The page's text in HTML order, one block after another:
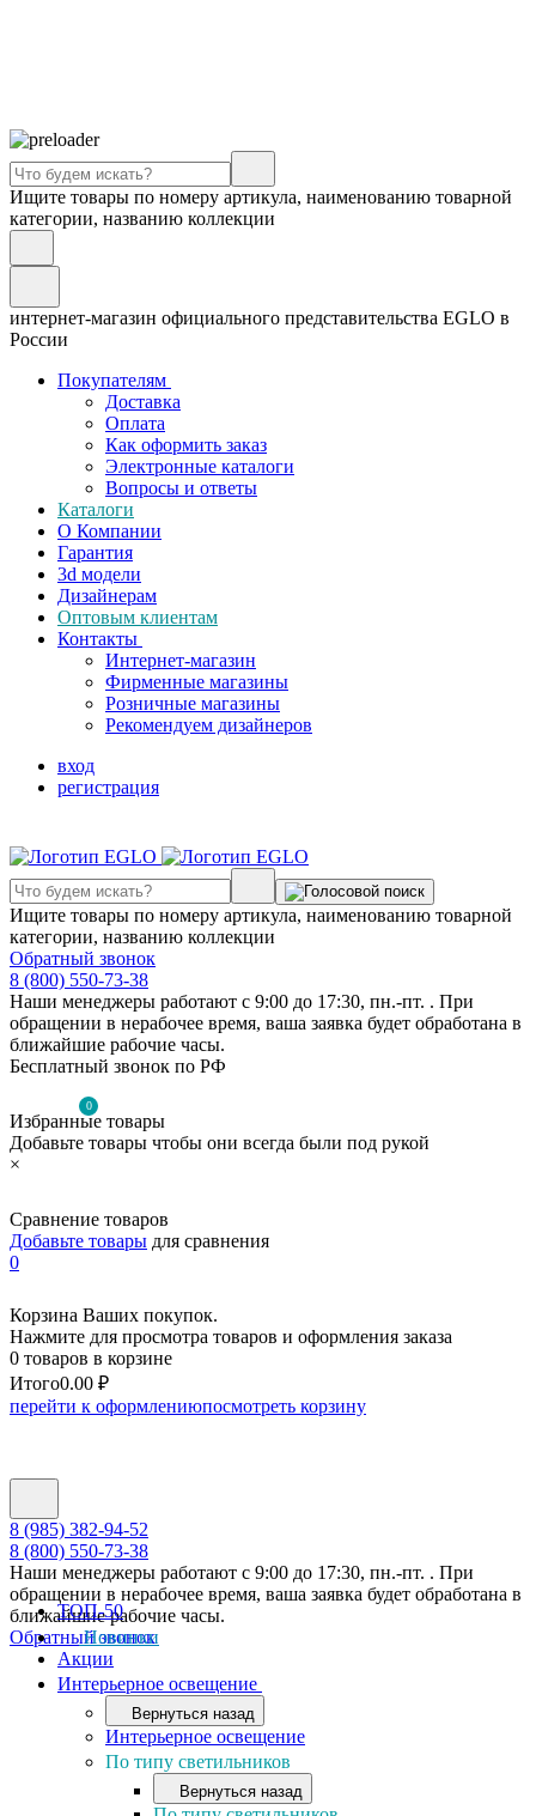
Ищите товары по номеру артикула, наименованию товарной
категории, названию коллекции
интернет-магазин официального представительства EGLO в
России
Покупателям
Доставка
Оплата
Как оформить заказ
Электронные каталоги
Вопросы и ответы
Каталоги
О Компании
Гарантия
3d модели
Дизайнерам
Оптовым клиентам
Контакты
Интернет-магазин
Фирменные магазины
Розничные магазины
Рекомендуем дизайнеров
вход
регистрация
Ищите товары по номеру артикула, наименованию товарной
категории, названию коллекции
Обратный звонок
8 (800) 550-73-38
Наши менеджеры работают с 9:00 до 17:30, пн.-пт. . При
обращении в нерабочее время, ваша заявка будет обработана в
ближайшие рабочие часы.
Бесплатный звонок по РФ
0
Избранные товары
Добавьте товары чтобы они всегда были под рукой
×
Сравнение товаров
Добавьте товары для сравнения
0
Корзина Ваших покупок.
Нажмите для просмотра товаров и оформления заказа
0 товаров в корзине
Итого0.00 ₽
перейти к оформлениюпосмотреть корзину
8 (985) 382-94-52
8 (800) 550-73-38
Наши менеджеры работают с 9:00 до 17:30, пн.-пт. . При
обращении в нерабочее время, ваша заявка будет обработана в
ближайшие рабочие часы.
Обратный звонок
ТОП-50
Новинки
Акции
Интерьерное освещение
Вернуться назад
Интерьерное освещение
По типу светильников
Вернуться назад